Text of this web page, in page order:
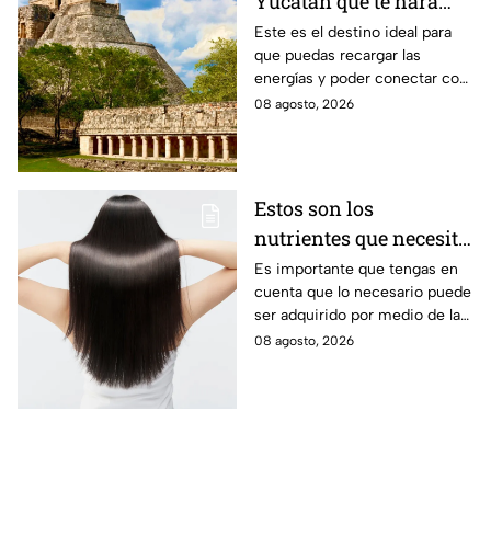
desconectarte de la
rutina
Este es el destino ideal para
que puedas recargar las
energías y poder conectar con
naturaleza.
08 agosto, 2026
Estos son los
nutrientes que necesita
tu cabello a partir de
los 40 años
Es importante que tengas en
cuenta que lo necesario puede
ser adquirido por medio de la
alimentación.
08 agosto, 2026